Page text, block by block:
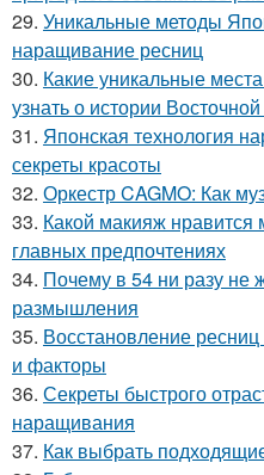
29. Уникальные методы
наращивание ресниц
30. Какие уникальные
узнать о истории
31. Японская технология
секреты красоты
32. Оркестр CAGMO: Как
33. Какой макияж
главных предпочтениях
34. Почему в 54 ни разу не
размышления
35. Восстановление
и факторы
36. Секреты быстрого
наращивания
37. Как выбрать